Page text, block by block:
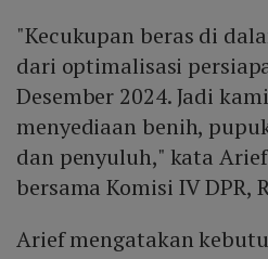
"Kecukupan beras di
dari optimalisasi
Desember 2024. Jadi
menyediaan benih,
dan penyuluh," kata
bersama Komisi IV DPR,
Arief mengatakan